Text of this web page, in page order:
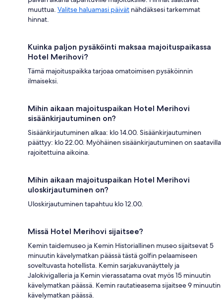
muuttua. Valitse haluamasi päivät nähdäksesi tarkemmat
hinnat.
Kuinka paljon pysäköinti maksaa majoituspaikassa
Hotel Merihovi?
Tämä majoituspaikka tarjoaa omatoimisen pysäköinnin
ilmaiseksi.
Mihin aikaan majoituspaikan Hotel Merihovi
sisäänkirjautuminen on?
Sisäänkirjautuminen alkaa: klo 14.00. Sisäänkirjautuminen
päättyy: klo 22.00. Myöhäinen sisäänkirjautuminen on saatavilla
rajoitettuina aikoina.
Mihin aikaan majoituspaikan Hotel Merihovi
uloskirjautuminen on?
Uloskirjautuminen tapahtuu klo 12.00.
Missä Hotel Merihovi sijaitsee?
Kemin taidemuseo ja Kemin Historiallinen museo sijaitsevat 5
minuutin kävelymatkan päässä tästä golfin pelaamiseen
soveltuvasta hotellista. Kemin sarjakuvanäyttely ja
Jalokivigalleria ja Kemin vierassatama ovat myös 15 minuutin
kävelymatkan päässä. Kemin rautatieasema sijaitsee 9 minuutin
kävelymatkan päässä.